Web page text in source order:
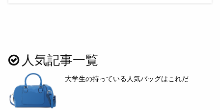
人気記事一覧
大学生の持っている人気バッグはこれだ